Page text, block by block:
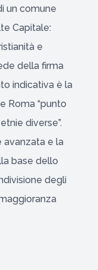
un comune
Capitale:
e
della firma
indicativa è la
Roma “punto
diverse”.
avanzata e la
base dello
degli